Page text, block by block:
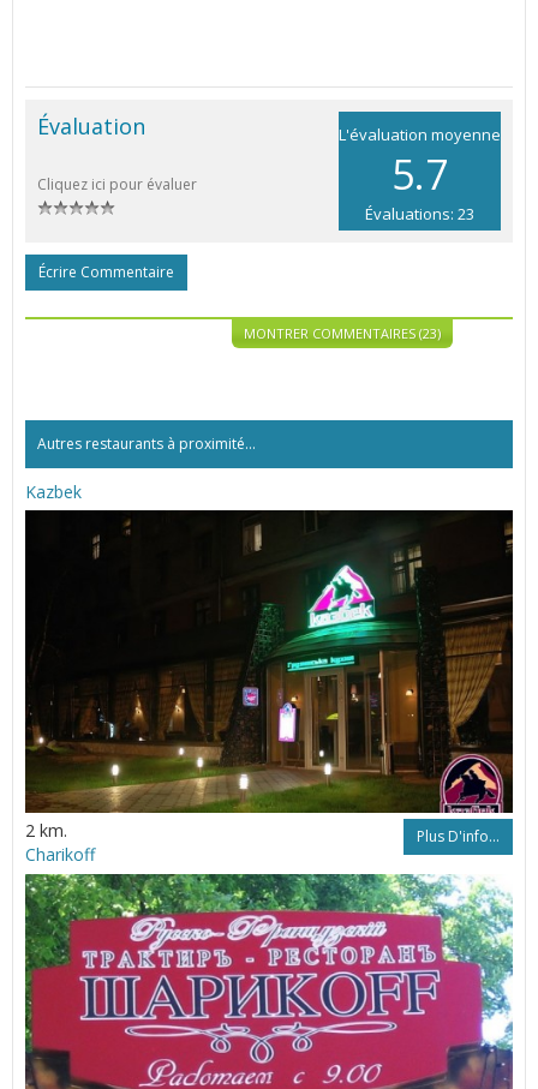
L'évaluation moyenne
5.7
Évaluations: 23
Évaluation
Cliquez ici pour évaluer
Écrire Commentaire
MONTRER COMMENTAIRES (23)
Autres restaurants à proximité...
Kazbek
2 km. Plus D'info...
Charikoff